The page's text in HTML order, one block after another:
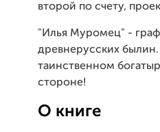
второй по счету,
"Илья Муромец" -
древнерусских
таинственном
стороне!
О книге